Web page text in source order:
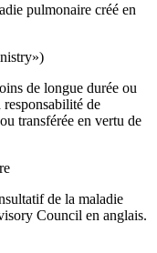
pulmonaire créé en
de longue durée ou
de
transférée en vertu de
de la maladie
Council en anglais.